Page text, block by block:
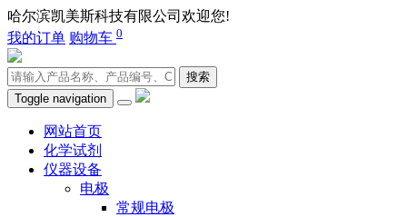
哈尔滨凯美斯科技有限公司欢迎您!
我的订单 购物车 0
搜索
Toggle navigation
网站首页
化学试剂
仪器设备
电极
常规电极